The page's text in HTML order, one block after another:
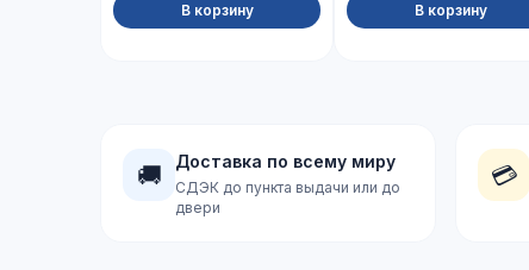
В корзину В корзину
🚚 Доставка по всему миру
СДЭК до пункта выдачи или до
двери
💳